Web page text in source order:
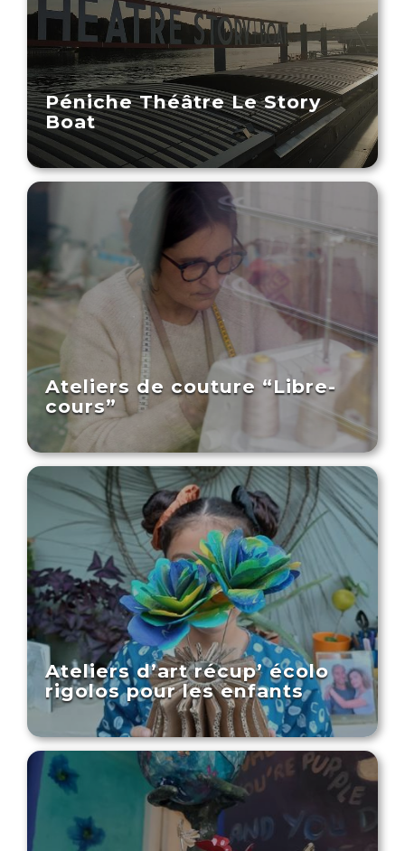
Péniche Théâtre Le Story
Boat
Ateliers de couture “Libre-
cours”
Ateliers d’art récup’ écolo
rigolos pour les enfants